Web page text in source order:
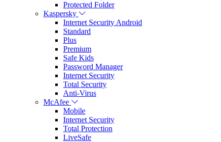
Protected Folder
Kaspersky
Internet Security Android
Standard
Plus
Premium
Safe Kids
Password Manager
Internet Security
Total Security
Anti-Virus
McAfee
Mobile
Internet Security
Total Protection
LiveSafe